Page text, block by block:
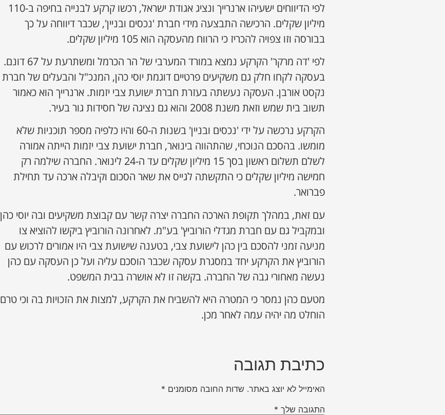
לפי הדיווחים ישעיהו ארנרייך ונציג אגודת ישראל, רכשו קרקע לבנייה בחיפה ב-110
מיליון שקלים. הרכישה התבצעה מידי חברת 'נכסים ובניין', שכבר דיווחה על כך
בבורסה וזו צפויה להכריז כי הרווח מהעסקה הוא 105 מיליון שקלים.
לפי 'דה מרקר' הקרקע נמצא במורד המערבי של הר הכרמל ומשתרעת על 67 דונם.
בעסקה לקחו חלק גם משקיעים פרטיים דוגמת יוסי כהן, המנכ"ל והבעלים של חברת
נקסט אורבן. העסקה נעשתה בעזרת חברת ישועת צבי יזמות. ארנרייך הוא כאמור
תשוב בית שמש וזאת משנת 2008 והוא גם נציגה של חסידות גור בעיר.
הקרקע נרכשה על ידי 'נכסים ובניין' בשנות ה-60 והיו כלפיה מספר תוכניות שלא
מומשו. בהסכם הנוכחי, שהתהווה בינואר, חברת ישועת צבי יזמות הייתה אמורה
לשלם תשלום ראשון בסך 15 מיליון שקלים עד ה-24 לינואר. החברה שילמה רק
חמישה מיליון שקלים כי התקשתה לגייס את שאר הסכום וקיבלה ארכה עד תחילת
פברואר.
עם זאת, במהלך תקופת הארכה החברה יצרה קשר עם קבוצת משקיעים ובה יוסי כהן
ובמקביל גם עם חברת מגדלי הורוביץ' בע"מ. לאחרונה הורוביץ ביקשו להוציא צו
מניעה זמני להסכם בין כהן לישועת צבי, בטענה שישועת צבי היו אמורים לרכוש עם
הורוביץ את הקרקע יחד במסגרת עסקה שכבר הוסכם עליה ועל כן העסקה עם כהן
נעשה מאחורי גבה של החברה. בקשה זו לא אושרה בבית המשפט.
מטעם כהן נמסר כי המטרה היא להשביח את הקרקע, למצות את הזכויות בה וכי טרם
הוחלט מה יהיה עמה לאחר מכן.
כתיבת תגובה
האימייל לא יוצג באתר. שדות החובה מסומנים *
התגובה שלך *